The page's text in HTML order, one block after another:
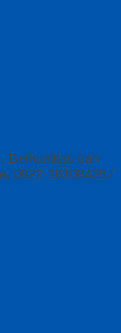
Berkualitas dan
0822-18108428 /